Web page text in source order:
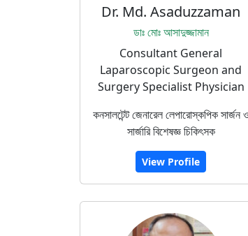
Dr. Md. Asaduzzaman
ডাঃ মোঃ আসাদুজ্জামান
Consultant General
Laparoscopic Surgeon and
Surgery Specialist Physician
কনসালটেন্ট জেনারেল লেপারোস্কপিক সার্জন ও
সার্জারি বিশেষজ্ঞ চিকিৎসক
View Profile